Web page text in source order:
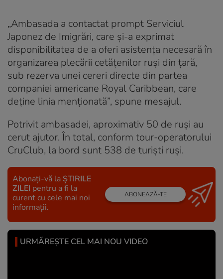
„Ambasada a contactat prompt Serviciul
Japonez de Imigrări, care și-a exprimat
disponibilitatea de a oferi asistența necesară în
organizarea plecării cetățenilor ruși din țară,
sub rezerva unei cereri directe din partea
companiei americane Royal Caribbean, care
deține linia menționată”, spune mesajul.
Potrivit ambasadei, aproximativ 50 de ruși au
cerut ajutor. În total, conform tour-operatorului
CruClub, la bord sunt 538 de turiști ruși.
Abonați-vă la ȘTIRILE
ZILEI pentru a fi la
curent cu cele mai noi
informații.
ABONEAZĂ-TE
URMĂREȘTE CEL MAI NOU VIDEO